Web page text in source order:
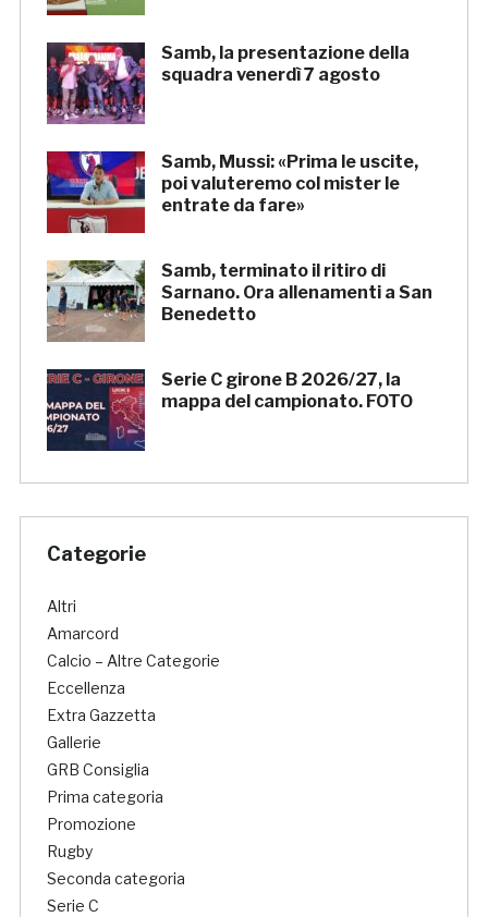
Samb, la presentazione della
squadra venerdì 7 agosto
Samb, Mussi: «Prima le uscite,
poi valuteremo col mister le
entrate da fare»
Samb, terminato il ritiro di
Sarnano. Ora allenamenti a San
Benedetto
Serie C girone B 2026/27, la
mappa del campionato. FOTO
Categorie
Altri
Amarcord
Calcio – Altre Categorie
Eccellenza
Extra Gazzetta
Gallerie
GRB Consiglia
Prima categoria
Promozione
Rugby
Seconda categoria
Serie C